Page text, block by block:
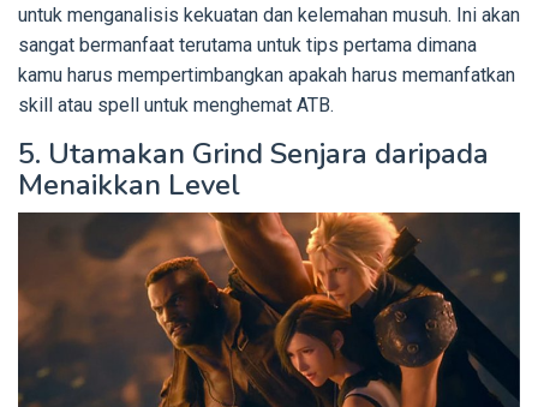
untuk menganalisis kekuatan dan kelemahan musuh. Ini akan
sangat bermanfaat terutama untuk tips pertama dimana
kamu harus mempertimbangkan apakah harus memanfatkan
skill atau spell untuk menghemat ATB.
5. Utamakan Grind Senjara daripada
Menaikkan Level